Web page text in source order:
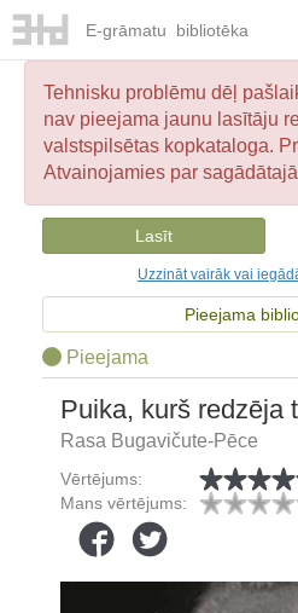
E-grāmatu bibliotēka
Tehnisku problēmu dēļ
nav pieejama jaunu lasītāju
valstspilsētas kopkataloga.
Atvainojamies par
Lasīt
Uzzināt vairāk vai
Pieejama
Pieejama
Puika, kurš redzēja
Rasa Bugavičute-Pēce
Vērtējums:
Mans vērtējums: